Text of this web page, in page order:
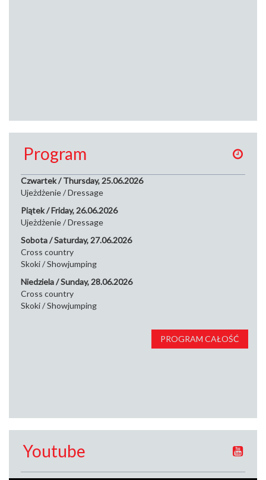
Program
Czwartek / Thursday, 25.06.2026
Ujeżdżenie / Dressage
Piątek / Friday, 26.06.2026
Ujeżdżenie / Dressage
Sobota / Saturday, 27.06.2026
Cross country
Skoki / Showjumping
Niedziela / Sunday, 28.06.2026
Cross country
Skoki / Showjumping
PROGRAM CAŁOŚĆ
Youtube